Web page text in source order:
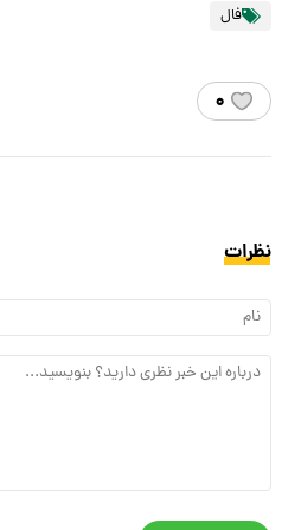
فال
۰
نظرات